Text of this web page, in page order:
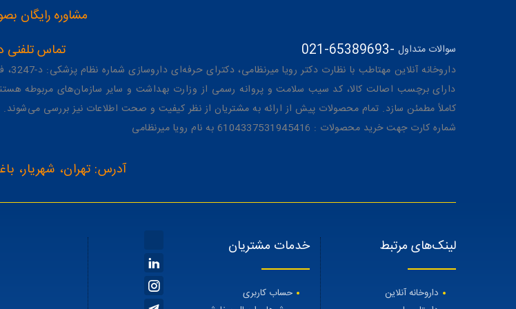
مشاوره رایگان بصورت چت
تماس تلفنی در روزهای
021-65389693 سوالات متداول -
داروخانه آنلاین مهتاطب با نظارت دکتر رویا میرنظامی، دکترای حرفه‌ای داروسازی شماره نظام پزشکی: د-3247، فعالیت می‌کند. (
دارای برچسب اصالت کالا، کد سیب سلامت و پروانه رسمی از وزارت بهداشت و سایر سازمان‌های مربوطه
کاملاً مطمئن سازد. تمام محصولات پیش از ارائه به مشتریان از نظر کیفیت و صحت اطلاعات نیز بررسی می‌شوند.
شماره کارت جهت خرید محصولات : 6104337531945416 به نام رویا میرنظامی
آدرس: تهران، شهریار،
لینک‌های مرتبط
داروخانه آنلاین
خدمات مشتریان
حساب کاربری